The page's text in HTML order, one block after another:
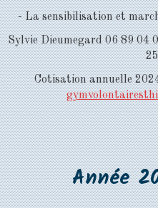
- La sensibilisation et
Sylvie Dieumegard 06 89 04
Cotisation annuelle
Année